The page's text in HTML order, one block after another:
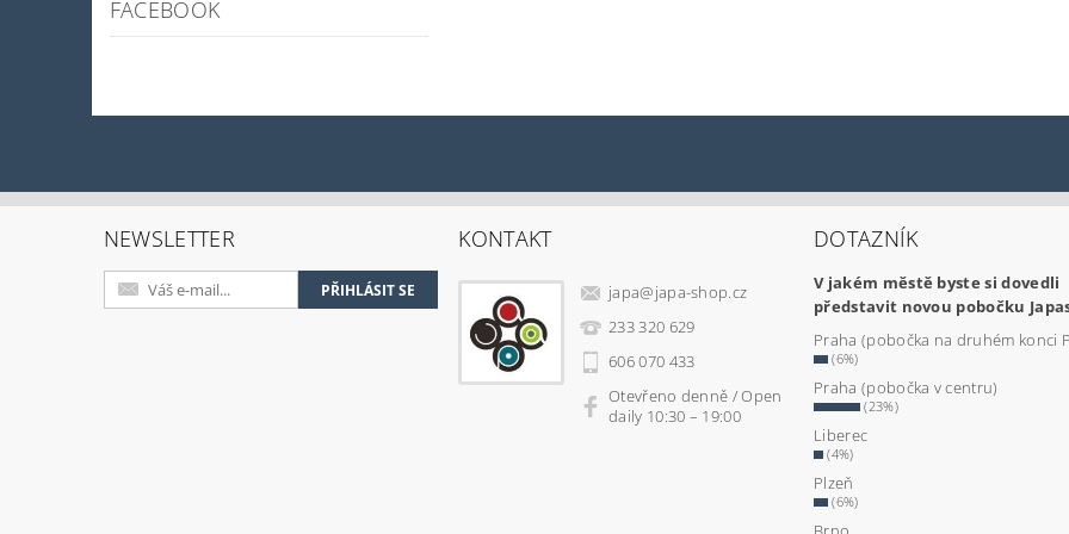
FACEBOOK
NEWSLETTER KONTAKT
japa@japa-shop.cz
233 320 629
606 070 433
Otevřeno denně / Open
daily 10:30 – 19:00
DOTAZNÍK
V jakém městě byste si dovedli
představit novou pobočku
Praha (pobočka na druhém konci
(6%)
Praha (pobočka v centru)
(23%)
Liberec
(4%)
Plzeň
(6%)